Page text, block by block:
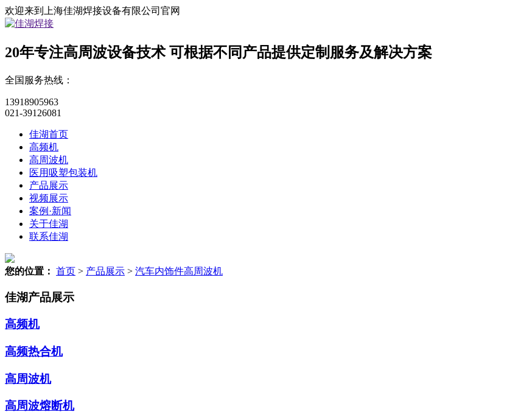
欢迎来到上海佳湖焊接设备有限公司官网
20年专注高周波设备技术可根据不同产品提供定制服务及解决方案
全国服务热线：
13918905963
021-39126081
佳湖首页
高频机
高周波机
医用吸塑包装机
产品展示
视频展示
案例·新闻
关于佳湖
联系佳湖
您的位置： 首页 > 产品展示 > 汽车内饰件高周波机
佳湖产品展示
高频机
高频热合机
高周波机
高周波熔断机